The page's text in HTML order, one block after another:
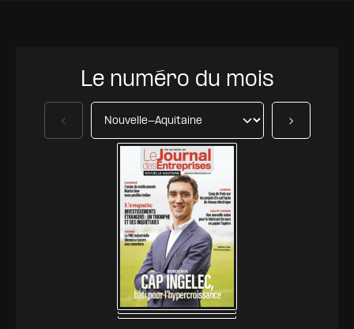
Le numéro du mois
Précédent Suivant